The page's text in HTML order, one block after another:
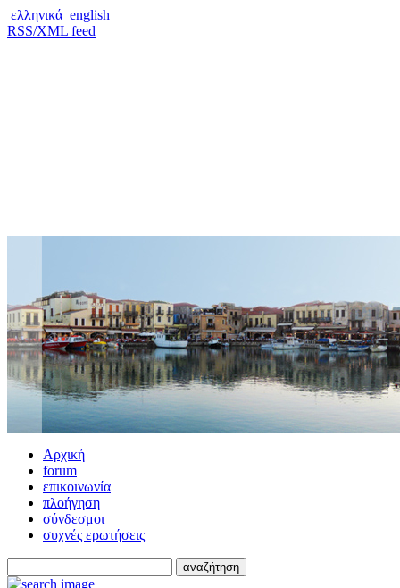
ελληνικά english
RSS/XML feed
Αρχική
forum
επικοινωνία
πλοήγηση
σύνδεσμοι
συχνές ερωτήσεις